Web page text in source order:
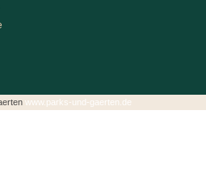
www.parks-und-gaerten.de